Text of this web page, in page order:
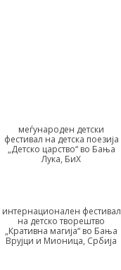
меѓународен детски
фестивал на детска поезија
„Детско царство“ во Бања
Лука, БиХ
интернационален фестивал
на детско творештво
„Кративна магија“ во Бања
Врујци и Мионица, Србија